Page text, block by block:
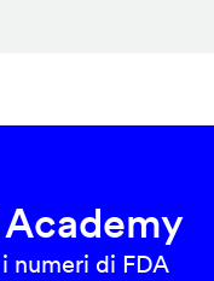
numeri di FDA